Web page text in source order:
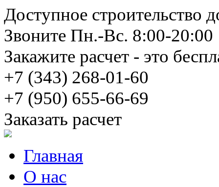
Доступное строительство
Звоните Пн.-Вс. 8:00-20:00
Закажите расчет - это
+7 (343) 268-01-60
+7 (950) 655-66-69
Заказать расчет
Главная
О нас